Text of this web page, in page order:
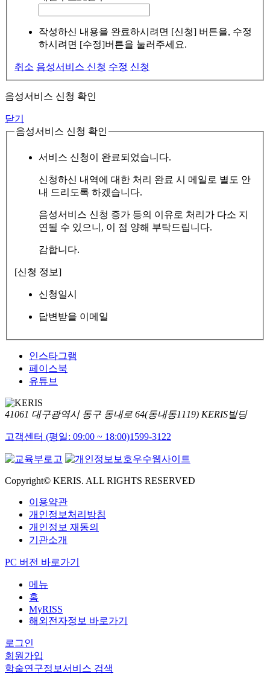
작성하신 내용을 완료하시려면 [신청] 버튼을, 수정
하시려면 [수정]버튼을 눌러주세요.
취소 음성서비스 신청 수정 신청
음성서비스 신청 확인
닫기
음성서비스 신청 확인
서비스 신청이 완료되었습니다.
신청하신 내역에 대한 처리 완료 시 메일로 별도 안
내 드리도록 하겠습니다.
음성서비스 신청 증가 등의 이유로 처리가 다소 지
연될 수 있으니, 이 점 양해 부탁드립니다.
감합니다.
[신청 정보]
신청일시
답변받을 이메일
인스타그램
페이스북
유튜브
41061 대구광역시 동구 동내로 64(동내동1119) KERIS빌딩
고객센터 (평일: 09:00 ~ 18:00)1599-3122
Copyright© KERIS. ALL RIGHTS RESERVED
이용약관
개인정보처리방침
개인정보 재동의
기관소개
PC 버전 바로가기
메뉴
홈
MyRISS
해외전자정보 바로가기
로그인
회원가입
학술연구정보서비스 검색